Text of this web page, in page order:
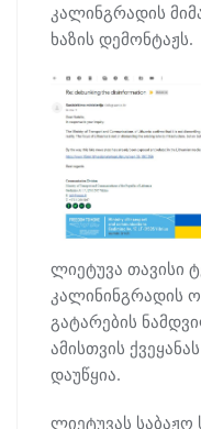
კალინგრადის
ხაზის დემონტაჟს.
ლიეტუვა თავისი
კალინინგრადის
გატარების
ამისთვის
დაუწყია.
ლიეტუვას საბაჟო